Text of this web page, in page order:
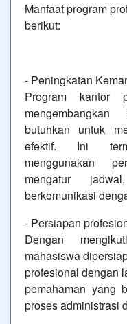
Manfaat program
berikut:
- Peningkatan
Program kantor
butuhkan untuk
efektif. Ini
menggunakan
mengatur
berkomunikasi
- Persiapan
Dengan
mahasiswa
profesional dengan
pemahaman yang
proses administrasi